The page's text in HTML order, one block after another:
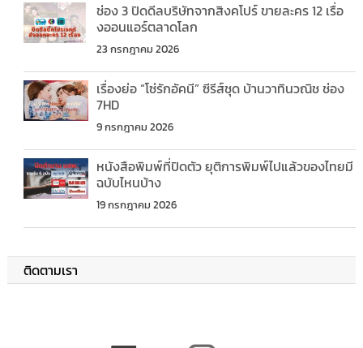
ช่อง 3 ปิดดีลบริษัทจากสิงคโปร์ ขายละคร 12 เรื่อ
งออนแอร์ตลาดโลก
23 กรกฎาคม 2026
เรื่องย่อ “โซ่รักอัคนี” ซีรีส์ชุด บ้านวาทินวณิช ช่อง
7HD
9 กรกฎาคม 2026
หนังสือพิมพ์ที่ปิดตัว ยุติการพิมพ์ไปแล้วของไทยมี
ฉบับไหนบ้าง
19 กรกฎาคม 2026
ติดตามเรา